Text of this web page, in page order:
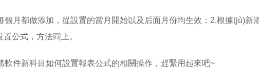
月都做添加，從設置的當月開始以及后面月份均生效；2.根據
公式，方法同上。
軟件新科目如何設置報表公式的相關操作，趕緊用起來吧~